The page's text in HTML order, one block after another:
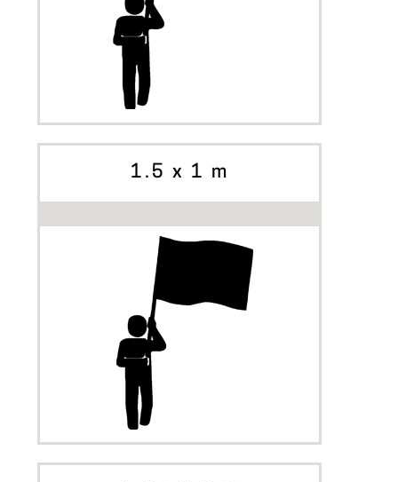
INIZIA A PERSONALIZZARE
1.5 x 1 m
INIZIA A PERSONALIZZARE